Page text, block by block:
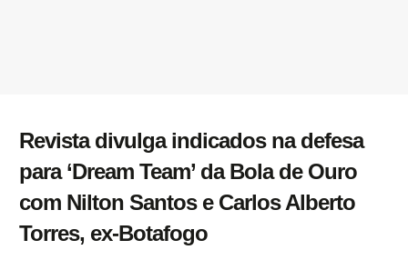
Revista divulga indicados na defesa
para ‘Dream Team’ da Bola de Ouro
com Nilton Santos e Carlos Alberto
Torres, ex-Botafogo